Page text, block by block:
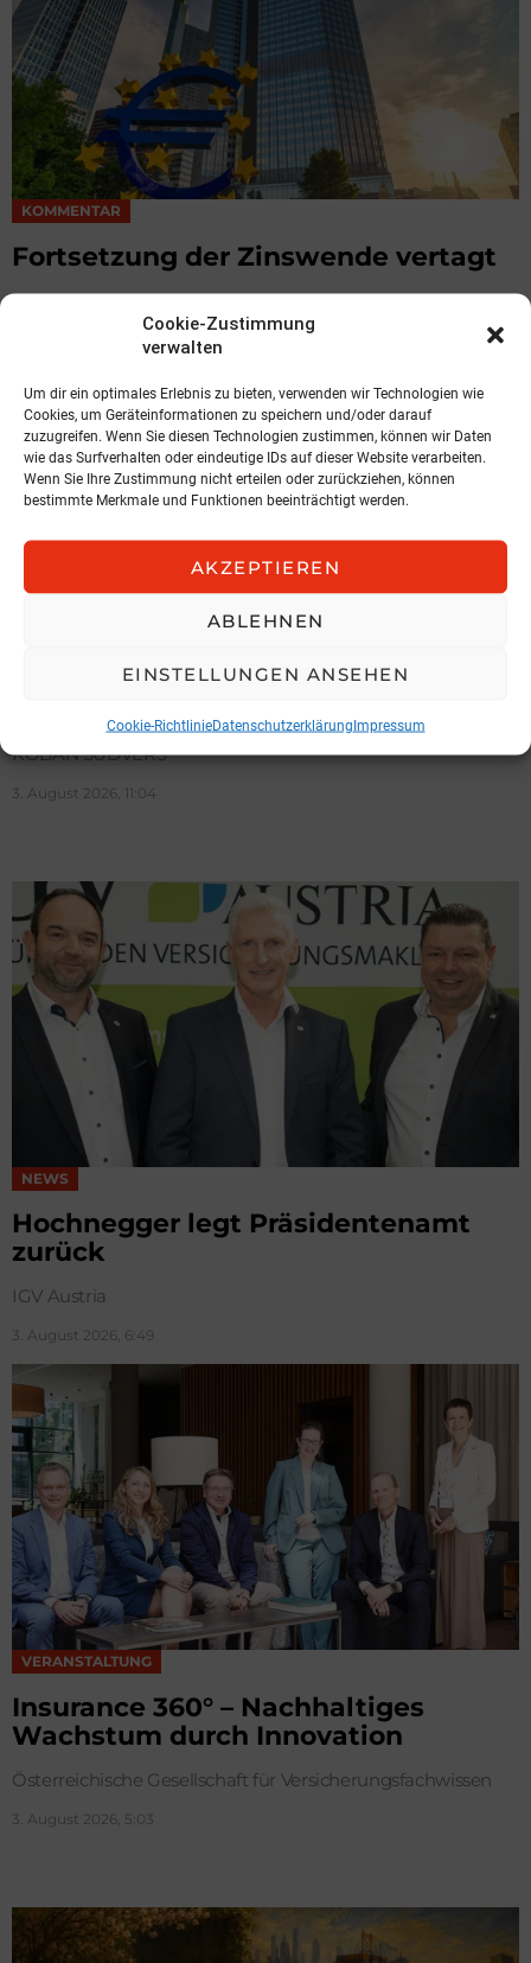
Cookie-Zustimmung
verwalten
Um dir ein optimales Erlebnis zu bieten, verwenden wir Technologien wie
Cookies, um Geräteinformationen zu speichern und/oder darauf
zuzugreifen. Wenn Sie diesen Technologien zustimmen, können wir Daten
wie das Surfverhalten oder eindeutige IDs auf dieser Website verarbeiten.
Wenn Sie Ihre Zustimmung nicht erteilen oder zurückziehen, können
bestimmte Merkmale und Funktionen beeinträchtigt werden.
AKZEPTIEREN
ABLEHNEN
EINSTELLUNGEN ANSEHEN
Cookie-RichtlinieDatenschutzerklärungImpressum
KOMMENTAR
Fortsetzung der Zinswende vertagt
von Michael Kordovsky
Spari geht zu KOBAN
KOBAN SÜDVERS
3. August 2026, 11:04
NEWS
Hochnegger legt Präsidentenamt
zurück
IGV Austria
3. August 2026, 6:49
VERANSTALTUNG
Insurance 360° – Nachhaltiges
Wachstum durch Innovation
Österreichische Gesellschaft für Versicherungsfachwissen
3. August 2026, 5:03